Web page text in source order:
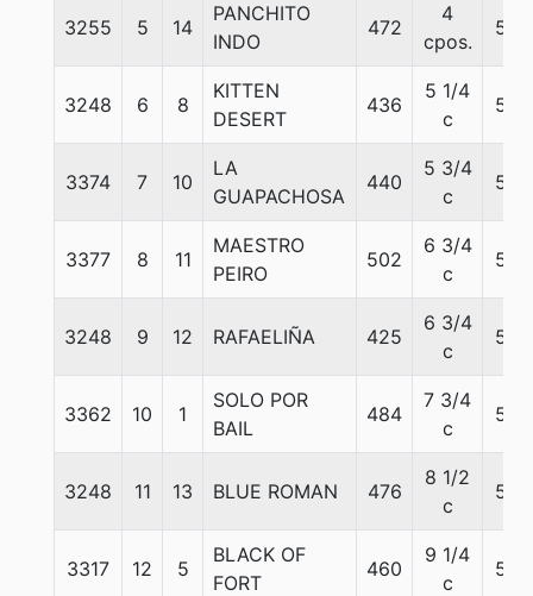
3255 5 14
PANCHITO
INDO
472
4
cpos.
56
3248 6 8
KITTEN
DESERT
436
5 1/4
c
56
3374 7 10
LA
GUAPACHOSA
440
5 3/4
c
57
3377 8 11
MAESTRO
PEIRO
502
6 3/4
c
56
3248 9 12 RAFAELIÑA 425
6 3/4
c
56
3362 10 1
SOLO POR
BAIL
484
7 3/4
c
56
3248 11 13 BLUE ROMAN 476
8 1/2
c
56
3317 12 5
BLACK OF
FORT
460
9 1/4
c
57